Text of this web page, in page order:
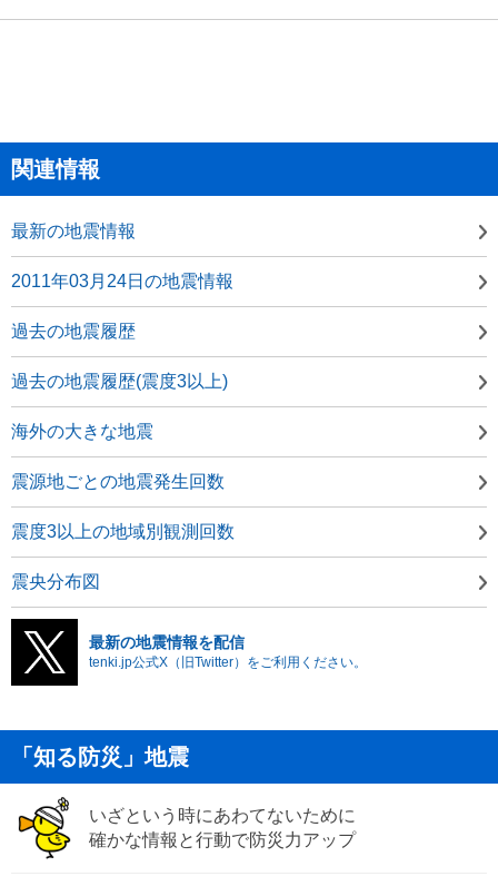
関連情報
最新の地震情報
2011年03月24日の地震情報
過去の地震履歴
過去の地震履歴(震度3以上)
海外の大きな地震
震源地ごとの地震発生回数
震度3以上の地域別観測回数
震央分布図
最新の地震情報を配信
tenki.jp公式X（旧Twitter）をご利用ください。
「知る防災」地震
いざという時にあわてないために
確かな情報と行動で防災力アップ